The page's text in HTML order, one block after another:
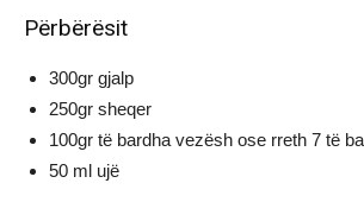
Përbërësit
300gr gjalp
250gr sheqer
100gr të bardha vezësh ose rreth 7 të
50 ml ujë